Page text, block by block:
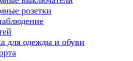
розетки
для одежды и обуви